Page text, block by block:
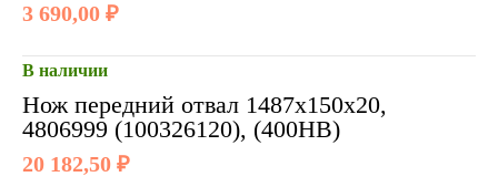
3 690,00 ₽
В наличии
Нож передний отвал 1487х150х20,
4806999 (100326120), (400HB)
20 182,50 ₽